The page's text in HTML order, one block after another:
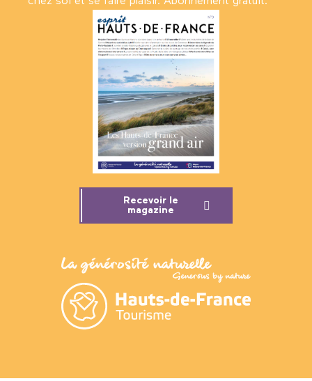
Recevoir le
magazine